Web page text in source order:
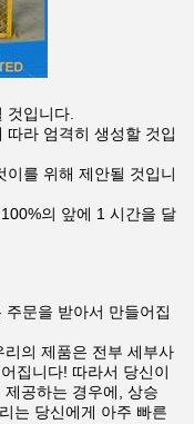
것입니다.
따라 엄격히 생성할 것입
를 위해 제안될 것입니
의 앞에 1 시간을 달
주문을 받아서 만들어집
의 제품은 전부 세부사
집니다! 따라서 당신이
공하는 경우에, 상승
는 당신에게 아주 빠른